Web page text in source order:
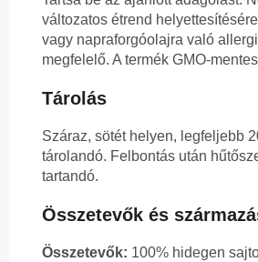
változatos étrend
vagy napraforgóolajra való
megfelelő. A termék GMO-
Tárolás
Száraz, sötét helyen, legfeljebb
tárolandó. Felbontás után
tartandó.
Összetevők és
Összetevők: 100% hidegen